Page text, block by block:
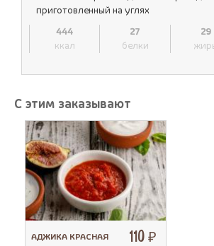
приготовленный на углях
444
ккал
27
белки
29
С этим заказывают
АДЖИКА КРАСНАЯ 110 ₽